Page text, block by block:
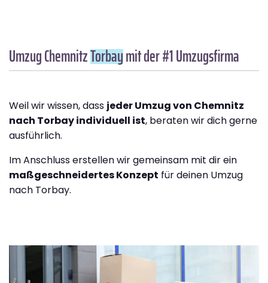
Umzug ChemnitzTorbaymit der #1 Umzugsfirma
Weil wir wissen, dass jeder Umzug von Chemnitz
nach Torbay individuell ist, beraten wir dich gerne
ausführlich.
Im Anschluss erstellen wir gemeinsam mit dir ein
maßgeschneidertes Konzept für deinen Umzug
nach Torbay.